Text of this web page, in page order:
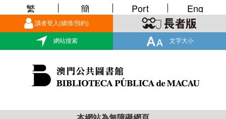
讀者登入(續借/預約)
網站搜索 文字大小
繁 簡 Port Eng